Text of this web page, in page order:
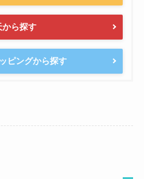
から探す
ピングから探す